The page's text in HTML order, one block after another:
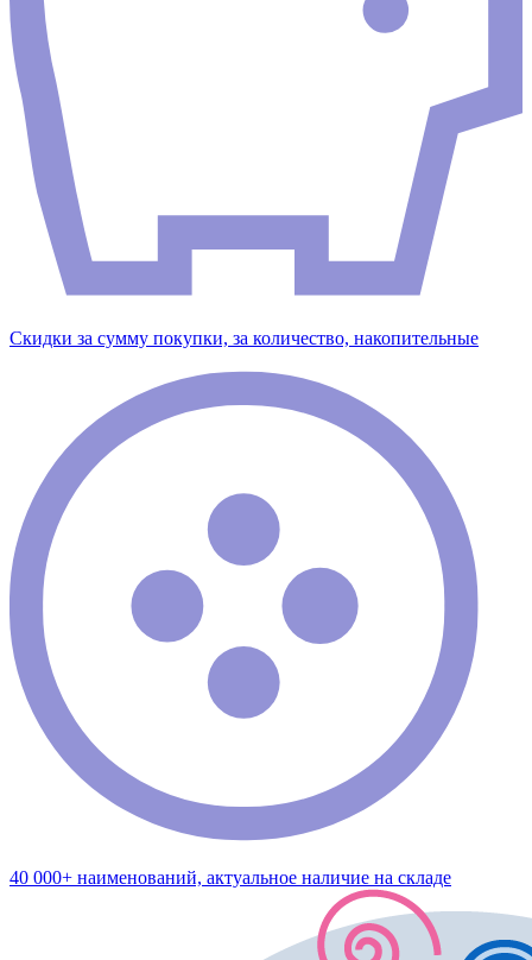
Скидки за сумму покупки, за количество, накопительные
40 000+ наименований, актуальное наличие на складе